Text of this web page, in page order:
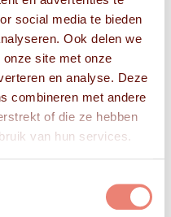
social media te bieden
Ook delen we
site met onze
en analyse. Deze
combineren met andere
of die ze hebben
van hun services.